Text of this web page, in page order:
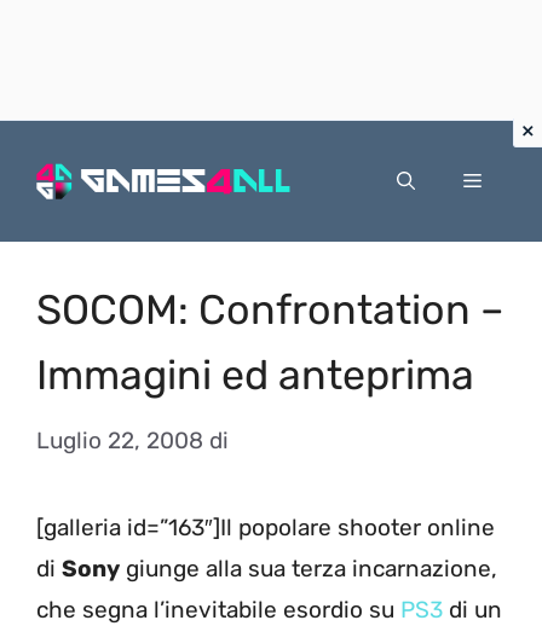
Menu
SOCOM: Confrontation –
Immagini ed anteprima
Luglio 22, 2008 di
[galleria id=”163″]Il popolare shooter online
di Sony giunge alla sua terza incarnazione,
che segna l’inevitabile esordio su PS3 di un